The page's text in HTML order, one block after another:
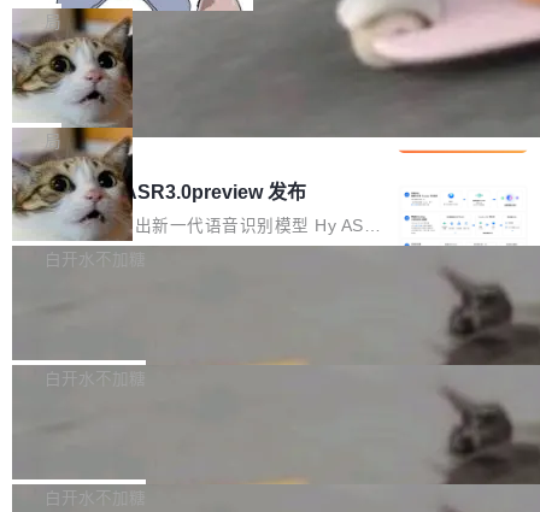
x / Harmony PC curl -fsSL https://solon.noea
r.org/solon...
不断累积，代码仓中的模块关系、接口契约、业
务逻辑等关键信息往往分散于数十乃至数百个文
件之中，形成高度复杂的知识关联网络。传统的
代码检索手段（如关键词匹配、目录遍历）仅能
在语法层面完成文本定位，难以触及代码的语义
内涵与结构关联，导致开发者使用代码智能体在
理解大规模代码仓时面临显著"代码仓理解"瓶
颈。 代码仓深度理解服务（以下简称" CodeBas
e深度理解服务"）是华为云码道（CodeA...
名90后算法工程师王某，为了给自己接的私活腾
服务器空间，删光了公司AI游戏部门的全部核心
数据。 王某2024年1月入职东城区某科技公司AI
短剧部门，有互联网大厂背景。在公司内部架构
调整期间，部门三次通知全员将数据从A集群迁
移到B集群，王某都回复了"收到"。 他没有迁移
数据。2024年9月3日下午4点，他使用此前登录
的账号密码进入A集群，输入了一条被程序员圈
称为"删库跑路"的命令——最高管理员权限、无
自研的多个文生3D和...
局
Cloudflare 分享推理优化实践：KV ca
che 量化 + 权重压缩，吞吐量提升 4
1%，成本降 30%
Kimi 和 GLM 是当前最强的大模型系列之一，但
它们有一个共同的问题：太吃显存了。月之暗面
的 Kimi K 系列和智谱的 GLM 都是长上下文、M
oE 架构的大模型，好用到让人上瘾，但 GPU 显
存永远不够用。 Cloudflare 的 Workers AI 团队
一直在跑这些模型的推理。他们在官方博客上发
整性保护。效果是：吞吐量提升 41%，每 token
局
腾讯混元 Hy ASR3.0preview 发布
腾讯混元正式推出新一代语音识别模型 Hy ASR
3.0preview。基于最新一代大语言模型 Hy3 的
让语音识别不再只是听清，而是真正听懂。通过
w 不要求标准普通话，方言识别覆盖粤语、吴语
白开水不加糖
新和少量网页兼容性修复版本。 Changes/fixe
容提供的字体时出现的几个问题 为避免音频加
白开水不加糖
发布的 Release Notes，他利用 AI 工具（如 Co
白开水不加糖